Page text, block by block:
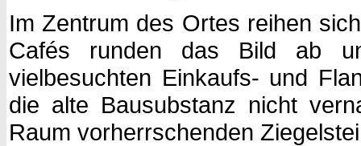
Im Zentrum des Ortes reihen
Cafés runden das Bild ab
vielbesuchten Einkaufs- und
die alte Bausubstanz nicht
Raum vorherrschenden